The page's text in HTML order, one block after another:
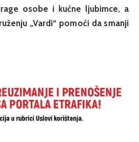
osobe i kućne ljubimce, a
„Vardi“ pomoći da smanji